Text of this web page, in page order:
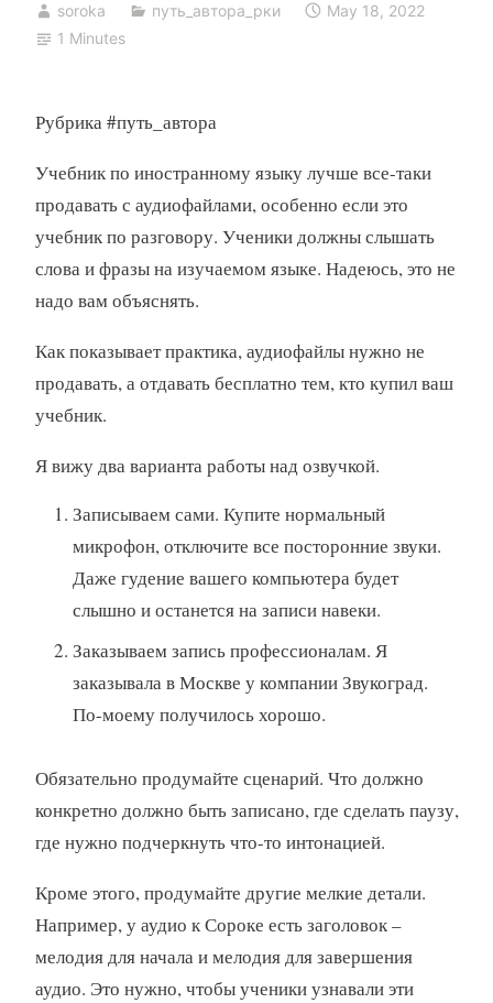
soroka путь_автора_рки
May 18, 2022
1 Minutes
Рубрика #путь_автора
Учебник по иностранному языку лучше все-таки
продавать с аудиофайлами, особенно если это
учебник по разговору. Ученики должны слышать
слова и фразы на изучаемом языке. Надеюсь, это не
надо вам объяснять.
Как показывает практика, аудиофайлы нужно не
продавать, а отдавать бесплатно тем, кто купил ваш
учебник.
Я вижу два варианта работы над озвучкой.
Записываем сами. Купите нормальный
микрофон, отключите все посторонние звуки.
Даже гудение вашего компьютера будет
слышно и останется на записи навеки.
Заказываем запись профессионалам. Я
заказывала в Москве у компании Звукоград.
По-моему получилось хорошо.
Обязательно продумайте сценарий. Что должно
конкретно должно быть записано, где сделать паузу,
где нужно подчеркнуть что-то интонацией.
Кроме этого, продумайте другие мелкие детали.
Например, у аудио к Сороке есть заголовок –
мелодия для начала и мелодия для завершения
аудио. Это нужно, чтобы ученики узнавали эти